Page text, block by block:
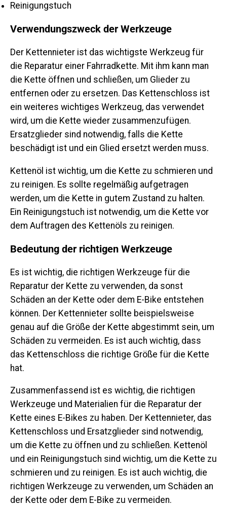
Reinigungstuch
Verwendungszweck der Werkzeuge
Der Kettennieter ist das wichtigste Werkzeug für
die Reparatur einer Fahrradkette. Mit ihm kann man
die Kette öffnen und schließen, um Glieder zu
entfernen oder zu ersetzen. Das Kettenschloss ist
ein weiteres wichtiges Werkzeug, das verwendet
wird, um die Kette wieder zusammenzufügen.
Ersatzglieder sind notwendig, falls die Kette
beschädigt ist und ein Glied ersetzt werden muss.
Kettenöl ist wichtig, um die Kette zu schmieren und
zu reinigen. Es sollte regelmäßig aufgetragen
werden, um die Kette in gutem Zustand zu halten.
Ein Reinigungstuch ist notwendig, um die Kette vor
dem Auftragen des Kettenöls zu reinigen.
Bedeutung der richtigen Werkzeuge
Es ist wichtig, die richtigen Werkzeuge für die
Reparatur der Kette zu verwenden, da sonst
Schäden an der Kette oder dem E-Bike entstehen
können. Der Kettennieter sollte beispielsweise
genau auf die Größe der Kette abgestimmt sein, um
Schäden zu vermeiden. Es ist auch wichtig, dass
das Kettenschloss die richtige Größe für die Kette
hat.
Zusammenfassend ist es wichtig, die richtigen
Werkzeuge und Materialien für die Reparatur der
Kette eines E-Bikes zu haben. Der Kettennieter, das
Kettenschloss und Ersatzglieder sind notwendig,
um die Kette zu öffnen und zu schließen. Kettenöl
und ein Reinigungstuch sind wichtig, um die Kette zu
schmieren und zu reinigen. Es ist auch wichtig, die
richtigen Werkzeuge zu verwenden, um Schäden an
der Kette oder dem E-Bike zu vermeiden.